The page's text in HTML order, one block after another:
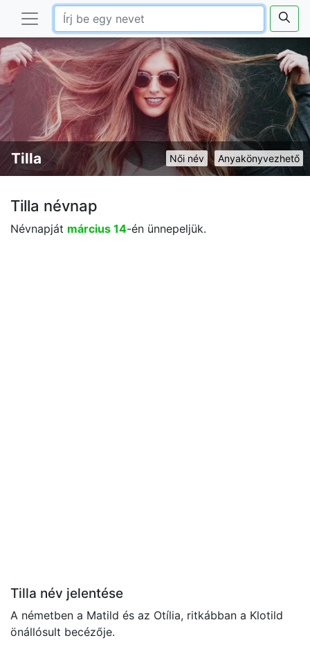
Anyakönyvezhető
Női név
Tilla
Tilla névnap
Névnapját március 14-én ünnepeljük.
Tilla név jelentése
A németben a Matild és az Otília, ritkábban a Klotild
önállósult becézője.